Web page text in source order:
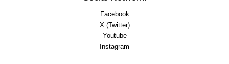
Facebook
X (Twitter)
Youtube
Instagram